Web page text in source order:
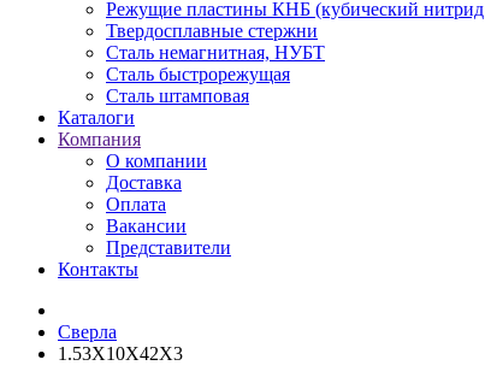
Режущие пластины КНБ (кубический нитрид
Твердосплавные стержни
Сталь немагнитная, НУБТ
Сталь быстрорежущая
Сталь штамповая
Каталоги
Компания
О компании
Доставка
Оплата
Вакансии
Представители
Контакты
Сверла
1.53X10X42X3